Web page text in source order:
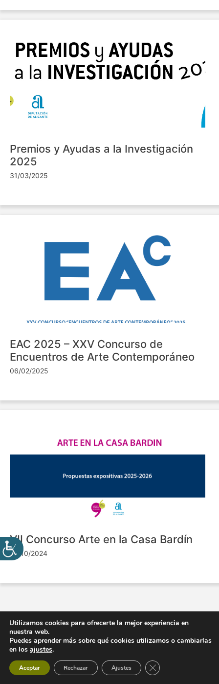
Premios y Ayudas a la Investigación
2025
31/03/2025
EAC 2025 – XXV Concurso de
Encuentros de Arte Contemporáneo
06/02/2025
VII Concurso Arte en la Casa Bardín
24/10/2024
Utilizamos cookies para ofrecerte la mejor experiencia en
nuestra web.
Puedes aprender más sobre qué cookies utilizamos o cambiarlas
en los ajustes.
Aceptar Rechazar Ajustes Cerrar el banner de